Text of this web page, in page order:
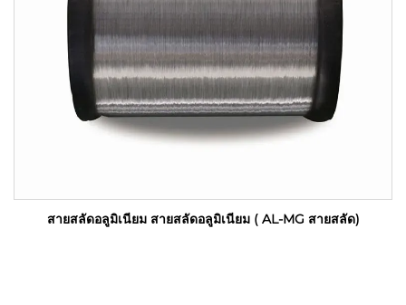
สายสลัดอลูมิเนียม สายสลัดอลูมิเนียม ( AL-MG สายสลัด)